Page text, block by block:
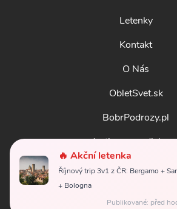
🔥 Akční letenka
Říjnový trip 3v1 z ČR: Bergamo +
+ Bologna
Publikované: před
Letenky
Kontakt
O Nás
ObletSvet.sk
BobrPodrozy.pl
guidadestinazioni.it